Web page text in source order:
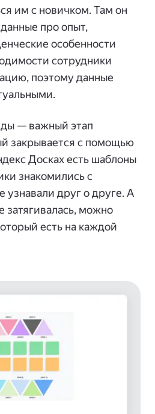
им с новичком. Там он
про опыт,
особенности
сотрудники
поэтому данные
— важный этап
закрывается с помощью
Досках есть шаблоны
знакомились с
узнавали друг о друге. А
затягивалась, можно
есть на каждой